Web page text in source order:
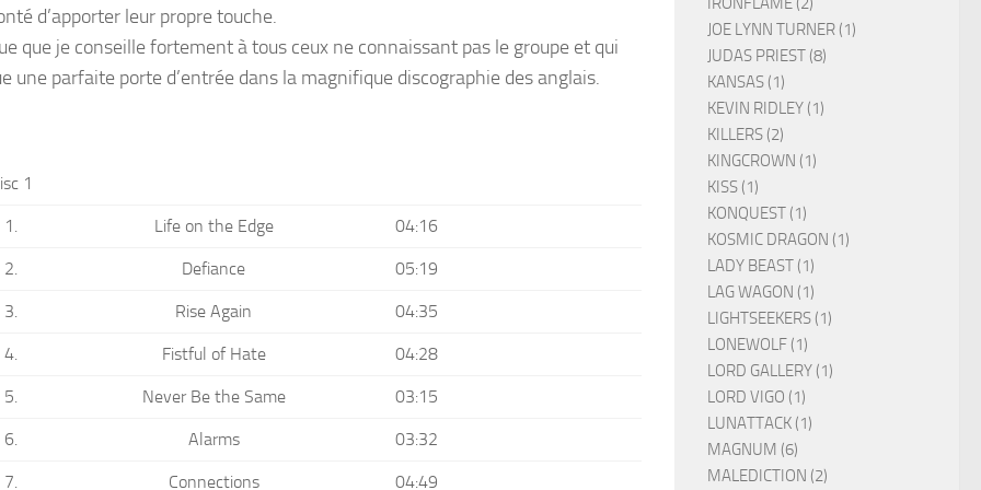
d’apporter leur propre touche.
que je conseille fortement à tous ceux ne connaissant pas le groupe et qui
une parfaite porte d’entrée dans la magnifique discographie des anglais.
1
1. Life on the Edge 04:16
2. Defiance 05:19
3. Rise Again 04:35
4. Fistful of Hate 04:28
5. Never Be the Same 03:15
6. Alarms 03:32
7. Connections 04:49
JOE LYNN TURNER (1)
JUDAS PRIEST (8)
KANSAS (1)
KEVIN RIDLEY (1)
KILLERS (2)
KINGCROWN (1)
KISS (1)
KONQUEST (1)
KOSMIC DRAGON (1)
LADY BEAST (1)
LAG WAGON (1)
LIGHTSEEKERS (1)
LONEWOLF (1)
LORD GALLERY (1)
LORD VIGO (1)
LUNATTACK (1)
MAGNUM (6)
MALEDICTION (2)